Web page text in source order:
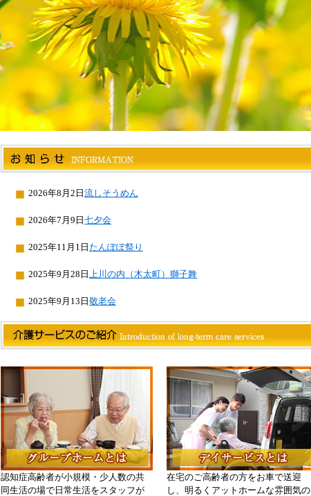
2026年8月2日 流しそうめん
2026年7月9日 七夕会
2025年11月1日 たんぽぽ祭り
2025年9月28日 上川の内（木太町）獅子舞
2025年9月13日 敬老会
認知症高齢者が小規模・少人数の共
同生活の場で日常生活をスタッフが
在宅のご高齢者の方をお車で送迎
し、明るくアットホームな雰囲気の